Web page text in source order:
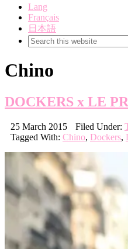
Lang
Français
日本語
Search
this
Chino
DOCKERS x LE
25 March 2015 Filed Under:
Tagged With: Chino, Dockers,